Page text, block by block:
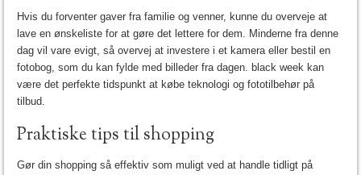
Hvis du forventer gaver fra familie og venner, kunne du overveje at
lave en ønskeliste for at gøre det lettere for dem. Minderne fra denne
dag vil vare evigt, så overvej at investere i et kamera eller bestil en
fotobog, som du kan fylde med billeder fra dagen. black week kan
være det perfekte tidspunkt at købe teknologi og fototilbehør på
tilbud.
Praktiske tips til shopping
Gør din shopping så effektiv som muligt ved at handle tidligt på